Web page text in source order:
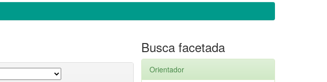
Busca facetada
Orientador